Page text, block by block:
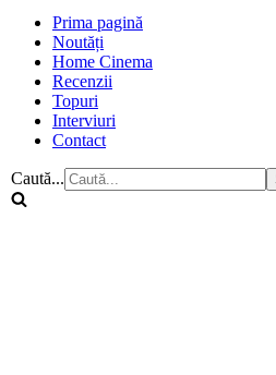
Prima pagină
Noutăți
Home Cinema
Recenzii
Topuri
Interviuri
Contact
Caută...